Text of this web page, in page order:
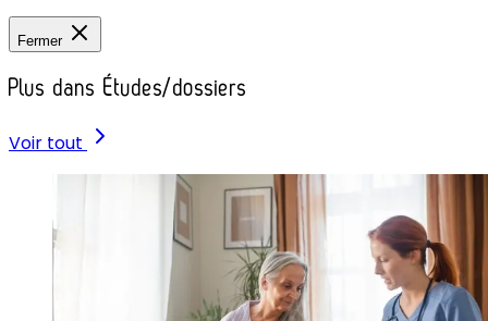
Fermer
Plus dans Études/dossiers
Voir tout